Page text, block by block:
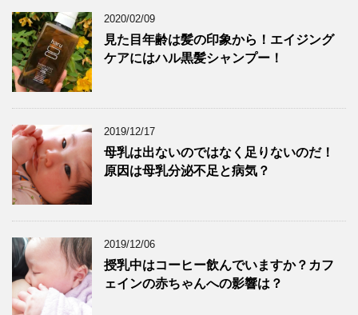
2020/02/09
見た目年齢は髪の印象から！エイジング
ケアにはハル黒髪シャンプー！
2019/12/17
母乳は出ないのではなく足りないのだ！
原因は母乳分泌不足と病気？
2019/12/06
授乳中はコーヒー飲んでいますか？カフ
ェインの赤ちゃんへの影響は？